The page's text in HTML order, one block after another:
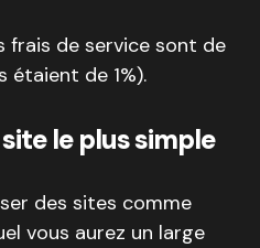
frais de service sont de
étaient de 1%).
le plus simple
des sites comme
vous aurez un large